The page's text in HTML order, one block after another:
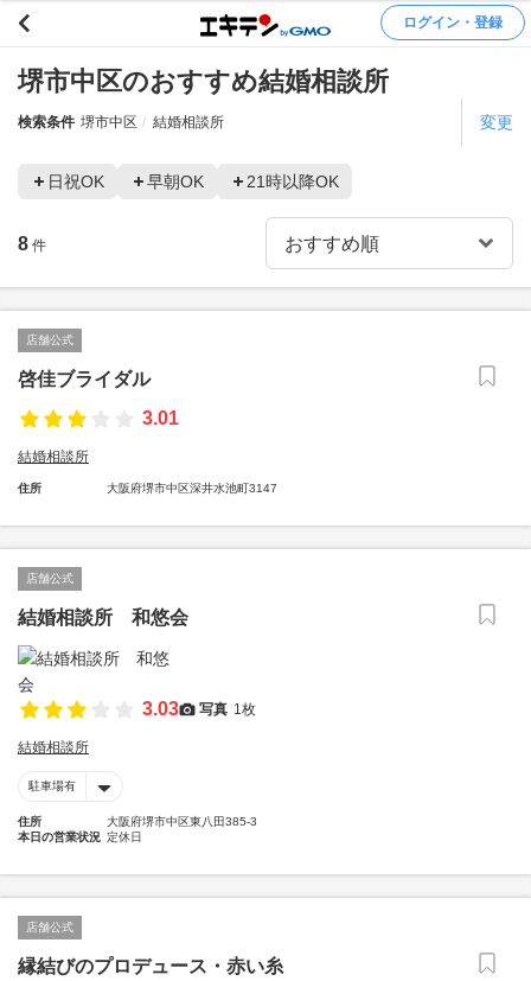
ログイン・登録
堺市中区のおすすめ結婚相談所
検索条件 堺市中区 結婚相談所 変更
日祝OK 早朝OK 21時以降OK
8 件
店舗公式
啓佳ブライダル
3.01
結婚相談所
住所 大阪府堺市中区深井水池町3147
店舗公式
結婚相談所 和悠会
3.03 写真 1枚
結婚相談所
駐車場有
住所
大阪府堺市中区東八田385-3
本日の営業状況 定休日
店舗公式
縁結びのプロデュース・赤い糸